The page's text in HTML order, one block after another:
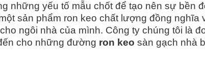
những yếu tố mẫu chốt để tạo nên sự bền
sản phẩm ron keo chất lượng đồng nghĩa
ngôi nhà của mình. Công ty chúng tôi là
cho những đường ron keo sàn gạch nhà